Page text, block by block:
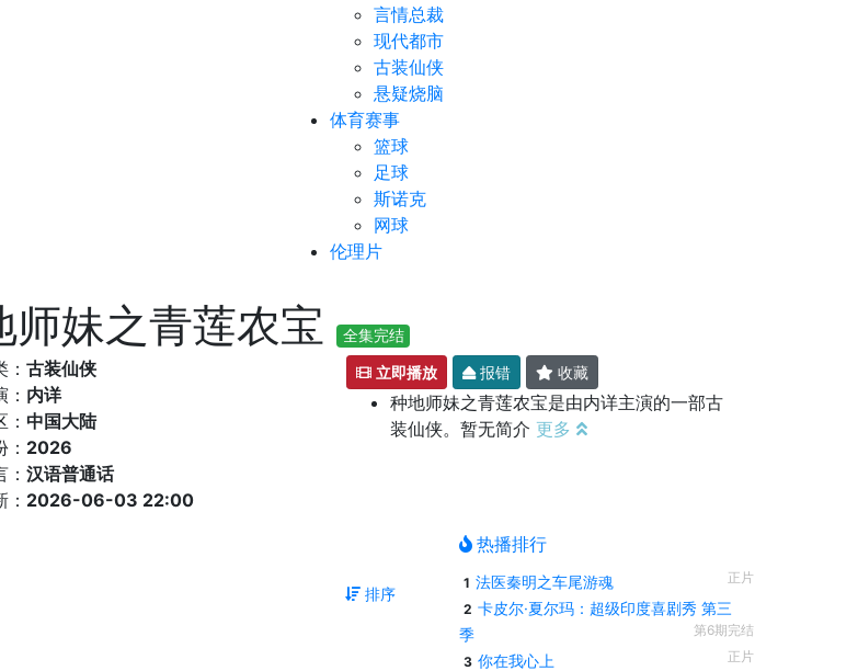
言情总裁
现代都市
古装仙侠
悬疑烧脑
体育赛事
篮球
足球
斯诺克
网球
伦理片
师妹之青莲农宝 全集完结
古装仙侠
内详
中国大陆
2026
汉语普通话
2026-06-03 22:00
立即播放 报错 收藏
种地师妹之青莲农宝是由内详主演的一部古
装仙侠。暂无简介 更多
排序
热播排行
1 法医秦明之车尾游魂
正片
2 卡皮尔·夏尔玛：超级印度喜剧秀 第三
季
第6期完结
3 你在我心上
正片